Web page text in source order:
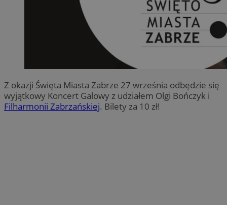
Z okazji Święta Miasta Zabrze 27 września odbędzie się
wyjątkowy Koncert Galowy z udziałem Olgi Bończyk i
Filharmonii Zabrzańskiej. Bilety za 10 zł!